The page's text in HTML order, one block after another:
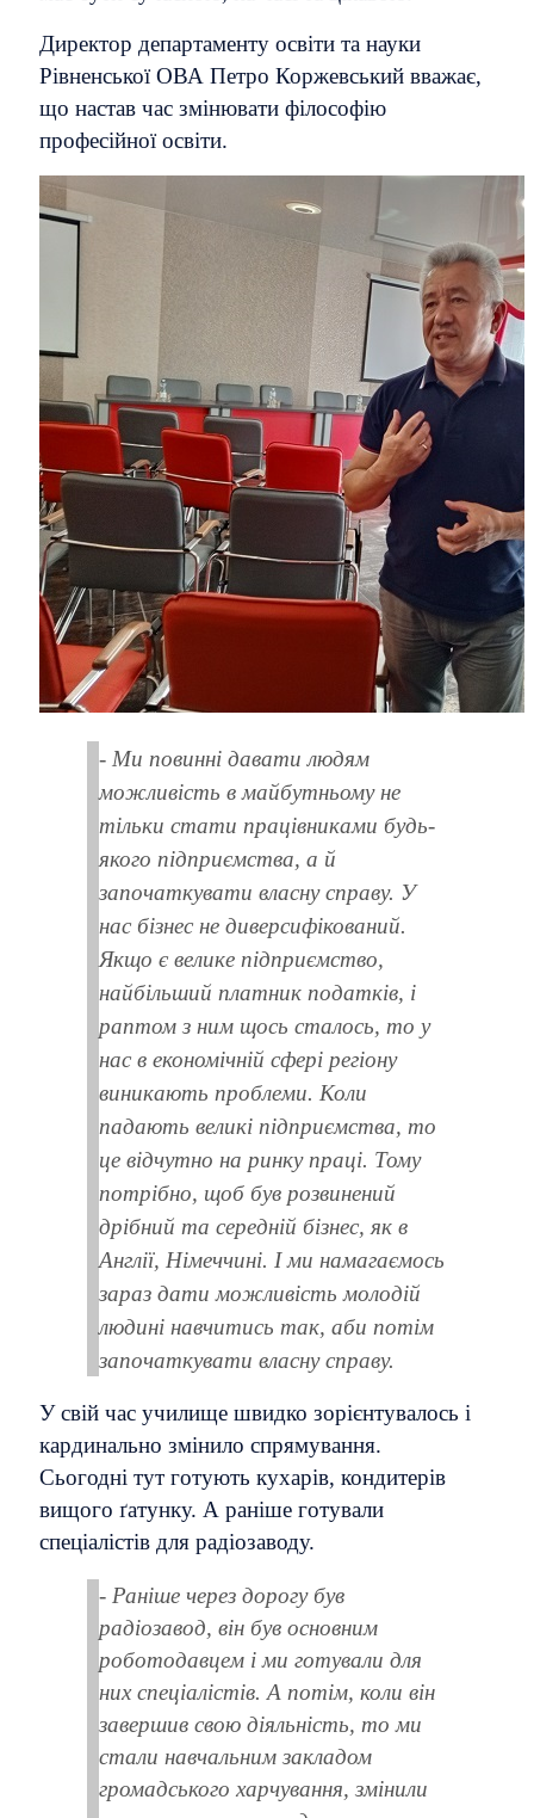
Директор департаменту освіти та науки
Рівненської ОВА Петро Коржевський вважає,
що настав час змінювати філософію
професійної освіти.
- Ми повинні давати людям
можливість в майбутньому не
тільки стати працівниками будь-
якого підприємства, а й
започаткувати власну справу. У
нас бізнес не диверсифікований.
Якщо є велике підприємство,
найбільший платник податків, і
раптом з ним щось сталось, то у
нас в економічній сфері регіону
виникають проблеми. Коли
падають великі підприємства, то
це відчутно на ринку праці. Тому
потрібно, щоб був розвинений
дрібний та середній бізнес, як в
Англії, Німеччині. І ми намагаємось
зараз дати можливість молодій
людині навчитись так, аби потім
започаткувати власну справу.
У свій час училище швидко зорієнтувалось і
кардинально змінило спрямування.
Сьогодні тут готують кухарів, кондитерів
вищого ґатунку. А раніше готували
спеціалістів для радіозаводу.
- Раніше через дорогу був
радіозавод, він був основним
роботодавцем і ми готували для
них спеціалістів. А потім, коли він
завершив свою діяльність, то ми
стали навчальним закладом
громадського харчування, змінили